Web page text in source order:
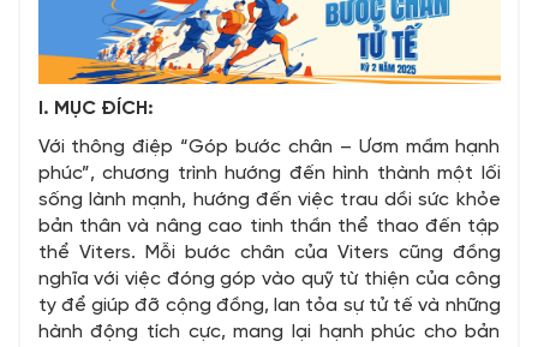
I. MỤC ĐÍCH:
Với thông điệp “Góp bước chân – Ươm mầm hạnh
phúc”, chương trình hướng đến hình thành một lối
sống lành mạnh, hướng đến việc trau dồi sức khỏe
bản thân và nâng cao tinh thần thể thao đến tập
thể Viters. Mỗi bước chân của Viters cũng đồng
nghĩa với việc đóng góp vào quỹ từ thiện của công
ty để giúp đỡ cộng đồng, lan tỏa sự tử tế và những
hành động tích cực, mang lại hạnh phúc cho bản